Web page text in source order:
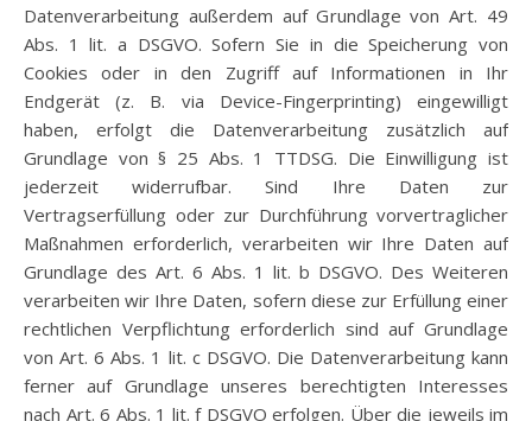
Datenverarbeitung außerdem auf Grundlage von Art. 49
Abs. 1 lit. a DSGVO. Sofern Sie in die Speicherung von
Cookies oder in den Zugriff auf Informationen in Ihr
Endgerät (z. B. via Device-Fingerprinting) eingewilligt
haben, erfolgt die Datenverarbeitung zusätzlich auf
Grundlage von § 25 Abs. 1 TTDSG. Die Einwilligung ist
jederzeit widerrufbar. Sind Ihre Daten zur
Vertragserfüllung oder zur Durchführung vorvertraglicher
Maßnahmen erforderlich, verarbeiten wir Ihre Daten auf
Grundlage des Art. 6 Abs. 1 lit. b DSGVO. Des Weiteren
verarbeiten wir Ihre Daten, sofern diese zur Erfüllung einer
rechtlichen Verpflichtung erforderlich sind auf Grundlage
von Art. 6 Abs. 1 lit. c DSGVO. Die Datenverarbeitung kann
ferner auf Grundlage unseres berechtigten Interesses
nach Art. 6 Abs. 1 lit. f DSGVO erfolgen. Über die jeweils im